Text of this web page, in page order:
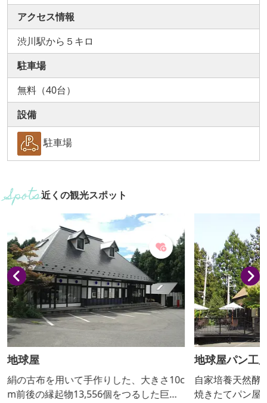
アクセス情報
渋川駅から５キロ
駐車場
無料（40台）
設備
駐車場
近くの観光スポット
地球屋
絹の古布を用いて手作りした、大きさ10c
m前後の縁起物13,556個をつるした巨大
地球屋パン工
自家培養天然酵
焼きたてパン屋